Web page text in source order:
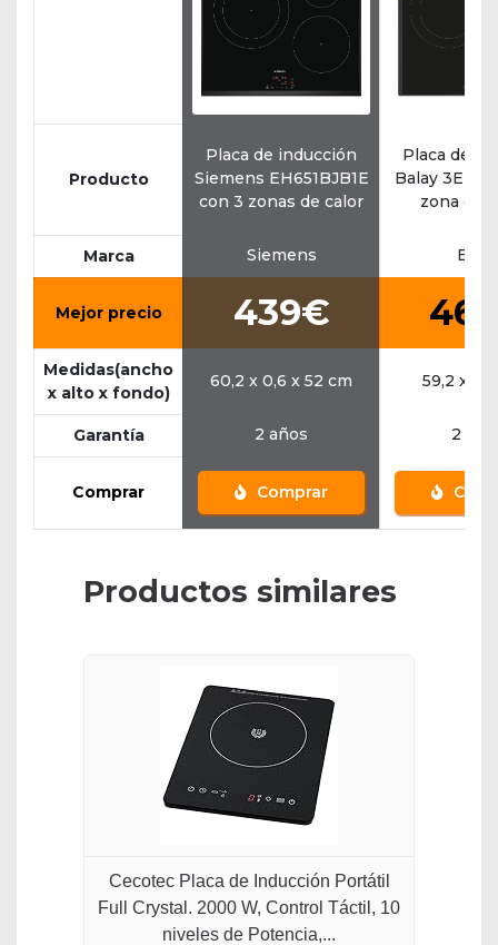
Producto
Placa de inducción
Siemens EH651BJB1E
con 3 zonas de calor
Placa de
Balay
zona de
Marca Siemens
Mejor precio 439€
Medidas(ancho
x alto x fondo)
60,2 x 0,6 x 52 cm 59,2 x
Garantía 2 años 2
Comprar Comprar
Productos similares
Cecotec Placa de Inducción Portátil
Full Crystal. 2000 W, Control Táctil, 10
niveles de Potencia,...